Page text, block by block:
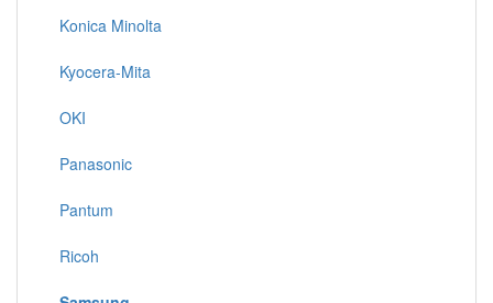
Konica Minolta
Kyocera-Mita
OKI
Panasonic
Pantum
Ricoh